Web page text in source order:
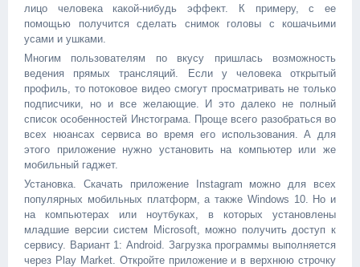
лицо человека какой-нибудь эффект. К примеру, с ее
помощью получится сделать снимок головы с кошачьими
усами и ушками.
Многим пользователям по вкусу пришлась возможность
ведения прямых трансляций. Если у человека открытый
профиль, то потоковое видео смогут просматривать не только
подписчики, но и все желающие. И это далеко не полный
список особенностей Инстограма. Проще всего разобраться во
всех нюансах сервиса во время его использования. А для
этого приложение нужно установить на компьютер или же
мобильный гаджет.
Установка. Скачать приложение Instagram можно для всех
популярных мобильных платформ, а также Windows 10. Но и
на компьютерах или ноутбуках, в которых установлены
младшие версии систем Microsoft, можно получить доступ к
сервису. Вариант 1: Android. Загрузка программы выполняется
через Play Market. Откройте приложение и в верхнюю строчку